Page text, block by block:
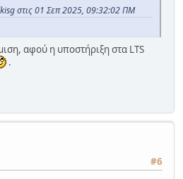
στις 01 Σεπ 2025, 09:32:02 ΠΜ
αφού η υποστήριξη στα LTS
.
#6